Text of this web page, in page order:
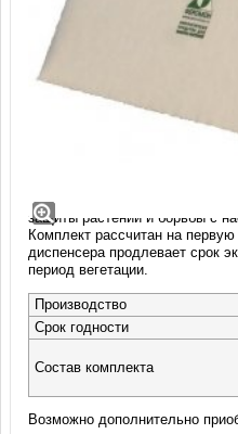
Комплект
Экологически чистое
защиты растений и борьбы с
Комплект рассчитан на
диспенсера продлевает срок
период вегетации.
Производство
Срок годности
Состав комплекта
Возможно дополнительно